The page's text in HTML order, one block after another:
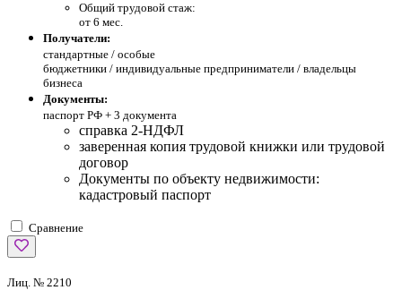
Общий трудовой стаж:
от 6 мес.
Получатели:
стандартные / особые
бюджетники / индивидуальные предприниматели / владельцы
бизнеса
Документы:
паспорт РФ + 3 документа
справка 2-НДФЛ
заверенная копия трудовой книжки или трудовой
договор
Документы по объекту недвижимости:
кадастровый паспорт
Сравнение
Лиц. № 2210